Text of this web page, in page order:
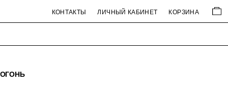
КОНТАКТЫ ЛИЧНЫЙ КАБИНЕТ КОРЗИНА